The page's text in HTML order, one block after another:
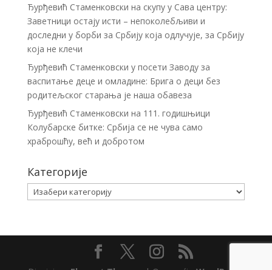
Ђурђевић Стаменковски на скупу у Сава центру:
Заветници остају исти – непоколебљиви и
доследни у борби за Србију која одлучује, за Србију
која не клечи
Ђурђевић Стаменковски у посети Заводу за
васпитање деце и омладине: Брига о деци без
родитељског старања је наша обавеза
Ђурђевић Стаменковски на 111. годишњици
Колубарске битке: Србија се не чува само
храброшћу, већ и добротом
Категорије
Категорије